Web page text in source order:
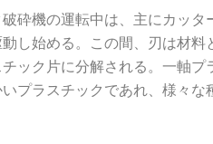
砕機の運転中は、主にカッ
し始める。この間、刃は材
ック片に分解される。一軸
プラスチックであれ、様々